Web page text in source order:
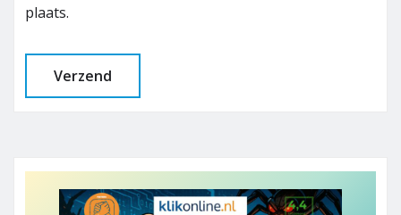
plaats.